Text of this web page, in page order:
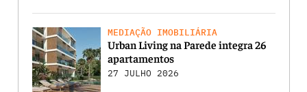
MEDIAÇÃO IMOBILIÁRIA
Urban Living na Parede integra 26
apartamentos
27 JULHO 2026